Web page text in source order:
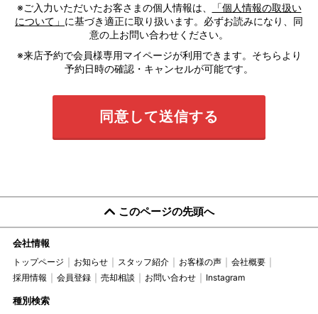
※ご入力いただいたお客さまの個人情報は、
「個人情報の取扱い
について」 に基づき適正に取り扱います。必ずお読みになり、同
意の上お問い合わせください。
※来店予約で会員様専用マイページが利用できます。そちらより
予約日時の確認・キャンセルが可能です。
このページの先頭へ
会社情報
トップページ お知らせ スタッフ紹介 お客様の声
会社概要
採用情報
会員登録 売却相談 お問い合わせ Instagram
種別検索